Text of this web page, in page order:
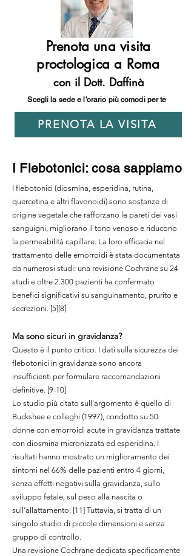
Prenota una visita
proctologica a Roma
con il Dott. Daffinà
Scegli la sede e l'orario più comodi per te
PRENOTA LA VISITA
I Flebotonici: cosa sappiamo
I flebotonici (diosmina, esperidina, rutina,
quercetina e altri flavonoidi) sono sostanze di
origine vegetale che rafforzano le pareti dei vasi
sanguigni, migliorano il tono venoso e riducono
la permeabilità capillare. La loro efficacia nel
trattamento delle emorroidi è stata documentata
da numerosi studi: una revisione Cochrane su 24
studi e oltre 2.300 pazienti ha confermato
benefici significativi su sanguinamento, prurito e
secrezioni. [5][8]
Ma sono sicuri in gravidanza?
Questo è il punto critico. I dati sulla sicurezza dei
flebotonici in gravidanza sono ancora
insufficienti per formulare raccomandazioni
definitive. [9-10]
Lo studio più citato sull'argomento è quello di
Buckshee e colleghi (1997), condotto su 50
donne con emorroidi acute in gravidanza trattate
con diosmina micronizzata ed esperidina. I
risultati hanno mostrato un miglioramento dei
sintomi nel 66% delle pazienti entro 4 giorni,
senza effetti negativi sulla gravidanza, sullo
sviluppo fetale, sul peso alla nascita o
sull'allattamento. [11] Tuttavia, si tratta di un
singolo studio di piccole dimensioni e senza
gruppo di controllo.
Una revisione Cochrane dedicata specificamente